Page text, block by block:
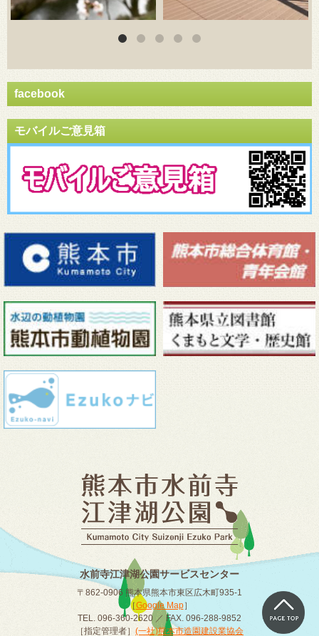
facebook
モバイルご意見箱
水前寺江津湖公園サービスセンター
〒862-0906 熊本県熊本市東区広木町935-1
［Google Map］
TEL. 096-360-2620 ／ FAX. 096-288-9852
［指定管理者］ (一社)熊本市造園建設業協会